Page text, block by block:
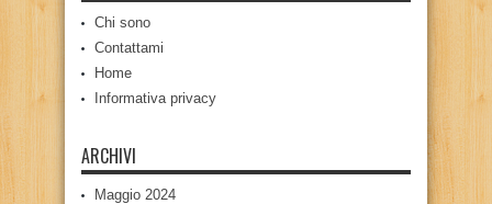
Chi sono
Contattami
Home
Informativa privacy
ARCHIVI
Maggio 2024